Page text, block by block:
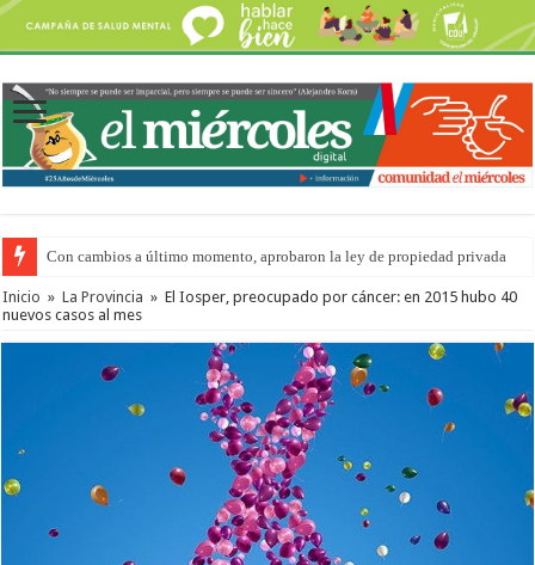
Con cambios a último momento, aprobaron la ley de propiedad privada
Inicio » La Provincia » El Iosper, preocupado por cáncer: en 2015 hubo 40
nuevos casos al mes